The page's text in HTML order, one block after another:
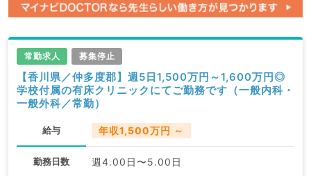
常勤求人 募集停止
【香川県／仲多度郡】週5日1,500万円～1,600万円◎
学校付属の有床クリニックにてご勤務です（一般内科・
一般外科／常勤）
給与 年収1,500万円 ～
勤務日数 週4.00日〜5.00日